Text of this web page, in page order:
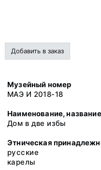
Добавить в заказ
Музейный номер
МАЭ И 2018-18
Наименование, название
Дом в две избы
Этническая
русские
карелы